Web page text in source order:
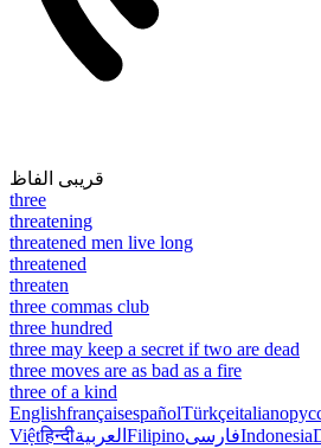
قریبی الفاظ
three
threatening
threatened men live long
threatened
threaten
three commas club
three hundred
three may keep a secret if two are dead
three moves are as bad as a fire
three of a kind
EnglishfrançaisespañolTürkçeitaliano
Việtहिन्दीالعربية FilipinoفارسیIndonesia